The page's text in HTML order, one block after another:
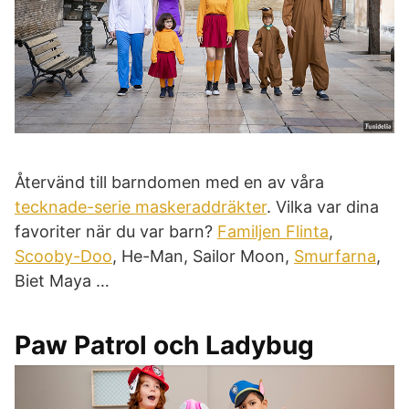
Återvänd till barndomen med en av våra
tecknade-serie maskeraddräkter. Vilka var dina
favoriter när du var barn? Familjen Flinta,
Scooby-Doo, He-Man, Sailor Moon, Smurfarna,
Biet Maya …
Paw Patrol och Ladybug